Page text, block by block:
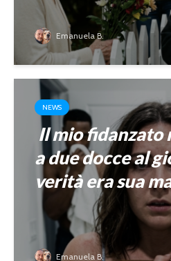
Emanuela B.
NEWS
Il mio fidanzato
a due docce al
verità era sua
Emanuela B.